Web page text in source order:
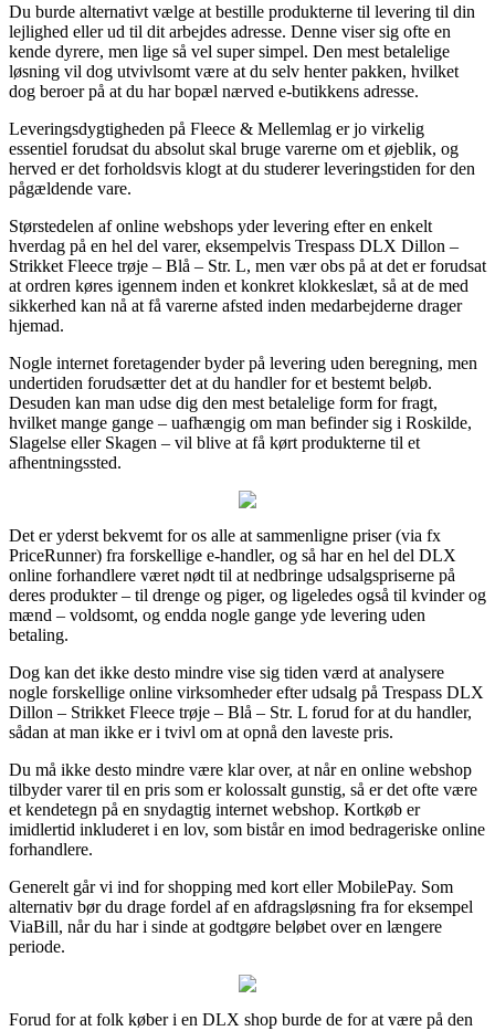
Du burde alternativt vælge at bestille produkterne til levering til din
lejlighed eller ud til dit arbejdes adresse. Denne viser sig ofte en
kende dyrere, men lige så vel super simpel. Den mest betalelige
løsning vil dog utvivlsomt være at du selv henter pakken, hvilket
dog beroer på at du har bopæl nærved e-butikkens adresse.
Leveringsdygtigheden på Fleece & Mellemlag er jo virkelig
essentiel forudsat du absolut skal bruge varerne om et øjeblik, og
herved er det forholdsvis klogt at du studerer leveringstiden for den
pågældende vare.
Størstedelen af online webshops yder levering efter en enkelt
hverdag på en hel del varer, eksempelvis Trespass DLX Dillon –
Strikket Fleece trøje – Blå – Str. L, men vær obs på at det er forudsat
at ordren køres igennem inden et konkret klokkeslæt, så at de med
sikkerhed kan nå at få varerne afsted inden medarbejderne drager
hjemad.
Nogle internet foretagender byder på levering uden beregning, men
undertiden forudsætter det at du handler for et bestemt beløb.
Desuden kan man udse dig den mest betalelige form for fragt,
hvilket mange gange – uafhængig om man befinder sig i Roskilde,
Slagelse eller Skagen – vil blive at få kørt produkterne til et
afhentningssted.
Det er yderst bekvemt for os alle at sammenligne priser (via fx
PriceRunner) fra forskellige e-handler, og så har en hel del DLX
online forhandlere været nødt til at nedbringe udsalgspriserne på
deres produkter – til drenge og piger, og ligeledes også til kvinder og
mænd – voldsomt, og endda nogle gange yde levering uden
betaling.
Dog kan det ikke desto mindre vise sig tiden værd at analysere
nogle forskellige online virksomheder efter udsalg på Trespass DLX
Dillon – Strikket Fleece trøje – Blå – Str. L forud for at du handler,
sådan at man ikke er i tvivl om at opnå den laveste pris.
Du må ikke desto mindre være klar over, at når en online webshop
tilbyder varer til en pris som er kolossalt gunstig, så er det ofte være
et kendetegn på en snydagtig internet webshop. Kortkøb er
imidlertid inkluderet i en lov, som bistår en imod bedrageriske online
forhandlere.
Generelt går vi ind for shopping med kort eller MobilePay. Som
alternativ bør du drage fordel af en afdragsløsning fra for eksempel
ViaBill, når du har i sinde at godtgøre beløbet over en længere
periode.
Forud for at folk køber i en DLX shop burde de for at være på den